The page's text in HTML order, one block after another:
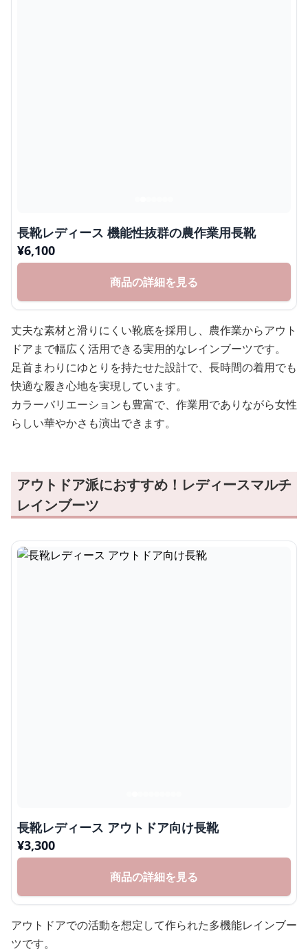
長靴レディース 機能性抜群の農作業用長靴
¥6,100
商品の詳細を見る
丈夫な素材と滑りにくい靴底を採用し、農作業からアウト
ドアまで幅広く活用できる実用的なレインブーツです。
足首まわりにゆとりを持たせた設計で、長時間の着用でも
快適な履き心地を実現しています。
カラーバリエーションも豊富で、作業用でありながら女性
らしい華やかさも演出できます。
アウトドア派におすすめ！レディースマルチ
レインブーツ
長靴レディース アウトドア向け長靴
¥3,300
商品の詳細を見る
アウトドアでの活動を想定して作られた多機能レインブー
ツです。